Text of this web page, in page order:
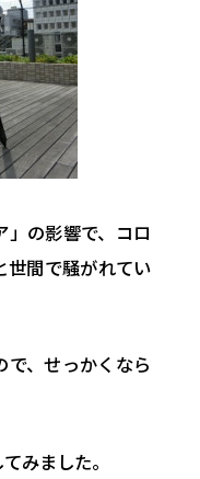
の影響で、コロ
世間で騒がれてい
で、せっかくなら
みました。